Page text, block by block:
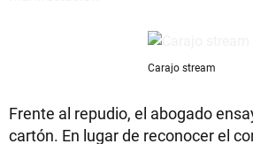
Carajo stream
Frente al repudio, el abogado
cartón. En lugar de reconocer el